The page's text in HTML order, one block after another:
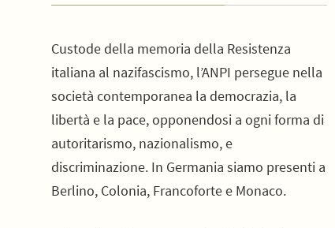
Custode della memoria della Resistenza
italiana al nazifascismo, l’ANPI persegue nella
società contemporanea la democrazia, la
libertà e la pace, opponendosi a ogni forma di
autoritarismo, nazionalismo, e
discriminazione. In Germania siamo presenti a
Berlino, Colonia, Francoforte e Monaco.